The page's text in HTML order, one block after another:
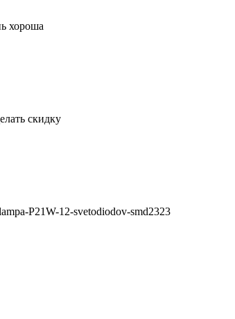
хороша
скидку
P21W-12-svetodiodov-smd2323